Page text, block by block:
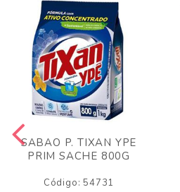
SABAO P. TIXAN YPE
PRIM SACHE 800G
Código: 54731